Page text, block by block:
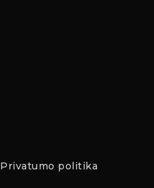
Privatumo politika